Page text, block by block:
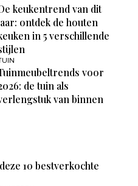
keukentrend van dit
ontdek de houten
in 5 verschillende
voor
de tuin als
van binnen
10 bestverkochte